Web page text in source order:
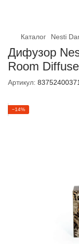
Каталог Nesti
Дифузор
Room
Артикул:
−14%